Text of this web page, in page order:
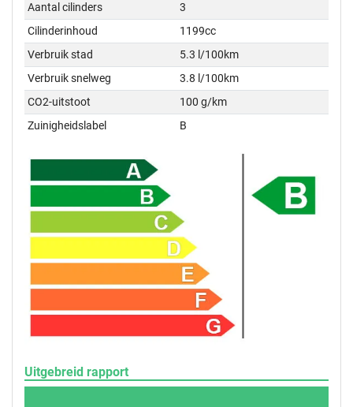
Aantal cilinders
3
Cilinderinhoud
1199cc
Verbruik stad
5.3 l/100km
Verbruik snelweg
3.8 l/100km
CO2-uitstoot
100 g/km
Zuinigheidslabel
B
Uitgebreid rapport